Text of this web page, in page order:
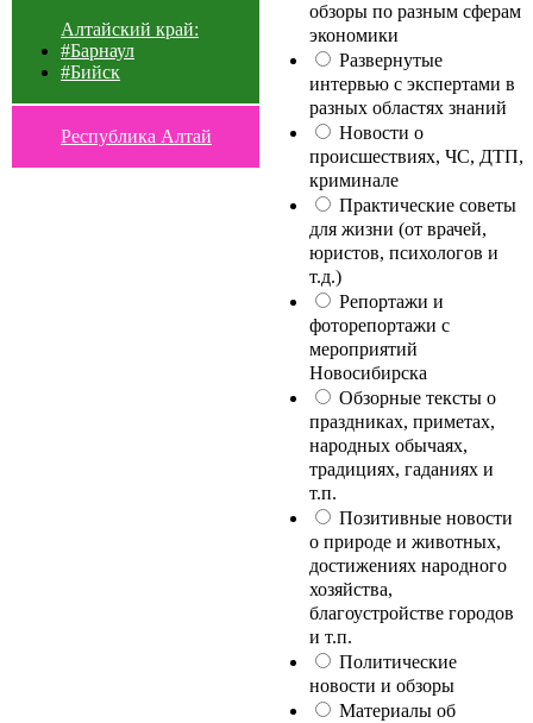
Алтайский край:
#Барнаул
#Бийск
Республика Алтай
обзоры по разным сферам
экономики
Развернутые
интервью с экспертами в
разных областях знаний
Новости о
происшествиях, ЧС, ДТП,
криминале
Практические советы
для жизни (от врачей,
юристов, психологов и
т.д.)
Репортажи и
фоторепортажи с
мероприятий
Новосибирска
Обзорные тексты о
праздниках, приметах,
народных обычаях,
традициях, гаданиях и
т.п.
Позитивные новости
о природе и животных,
достижениях народного
хозяйства,
благоустройстве городов
и т.п.
Политические
новости и обзоры
Материалы об